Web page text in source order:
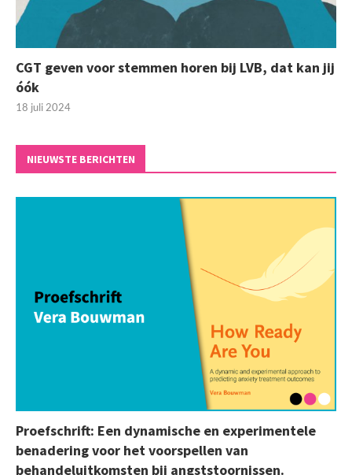
CGT geven voor stemmen horen bij LVB, dat kan jij
óók
18 juli 2024
NIEUWSTE BERICHTEN
Proefschrift: Een dynamische en experimentele
benadering voor het voorspellen van
behandeluitkomsten bij angststoornissen.